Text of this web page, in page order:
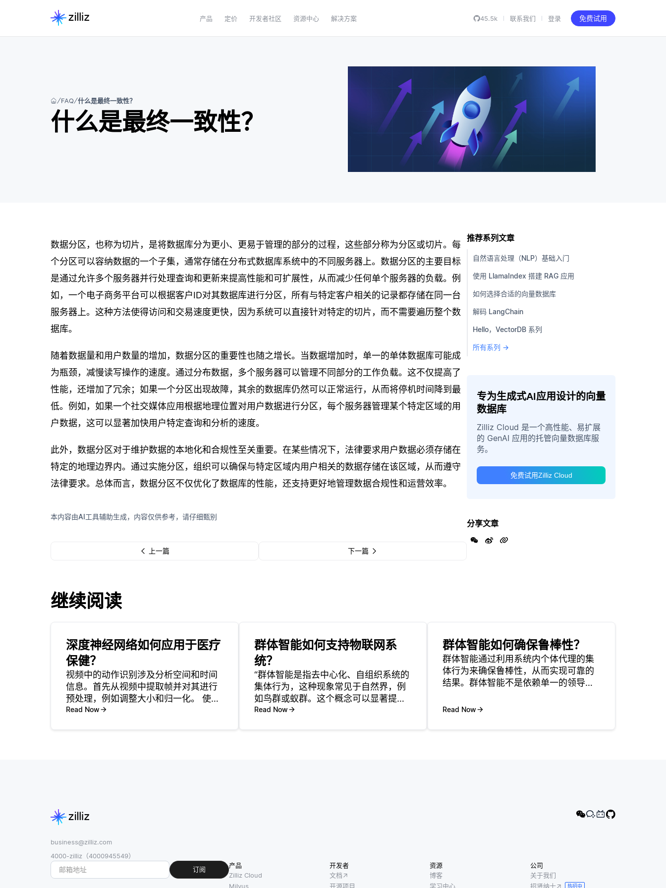
产品 定价 开发者社区 资源中心 解决方案 45.5k 联系我们 登录 免费试用
FAQ 什么是最终一致性？
什么是最终一致性？
数据分区，也称为切片，是将数据库分为更小、更易于管理的部分的过程，这些部分称为分区或切片。每
个分区可以容纳数据的一个子集，通常存储在分布式数据库系统中的不同服务器上。数据分区的主要目标
是通过允许多个服务器并行处理查询和更新来提高性能和可扩展性，从而减少任何单个服务器的负载。例
如，一个电子商务平台可以根据客户ID对其数据库进行分区，所有与特定客户相关的记录都存储在同一台
服务器上。这种方法使得访问和交易速度更快，因为系统可以直接针对特定的切片，而不需要遍历整个数
据库。
随着数据量和用户数量的增加，数据分区的重要性也随之增长。当数据增加时，单一的单体数据库可能成
为瓶颈，减慢读写操作的速度。通过分布数据，多个服务器可以管理不同部分的工作负载。这不仅提高了
性能，还增加了冗余；如果一个分区出现故障，其余的数据库仍然可以正常运行，从而将停机时间降到最
低。例如，如果一个社交媒体应用根据地理位置对用户数据进行分区，每个服务器管理某个特定区域的用
户数据，这可以显著加快用户特定查询和分析的速度。
此外，数据分区对于维护数据的本地化和合规性至关重要。在某些情况下，法律要求用户数据必须存储在
特定的地理边界内。通过实施分区，组织可以确保与特定区域内用户相关的数据存储在该区域，从而遵守
法律要求。总体而言，数据分区不仅优化了数据库的性能，还支持更好地管理数据合规性和运营效率。
本内容由AI工具辅助生成，内容仅供参考，请仔细甄别
上一篇 下一篇
推荐系列文章
自然语言处理（NLP）基础入门
使用 LlamaIndex 搭建 RAG 应用
如何选择合适的向量数据库
解码 LangChain
Hello，VectorDB 系列
所有系列 →
专为生成式AI应用设计的向量
数据库
Zilliz Cloud 是一个高性能、易扩展
的 GenAI 应用的托管向量数据库服
务。
免费试用Zilliz Cloud
分享文章
继续阅读
深度神经网络如何应用于医疗
保健？
视频中的动作识别涉及分析空间和时间
信息。首先从视频中提取帧并对其进行
预处理，例如调整大小和归一化。 使用
具有长短期记忆 (LSTM) 单元的3D卷积
Read Now
群体智能如何支持物联网系
统？
“群体智能是指去中心化、自组织系统的
集体行为，这种现象常见于自然界，例
如鸟群或蚁群。这个概念可以显著提升
物联网（IoT）系统，通过提供高效的数
Read Now
群体智能如何确保鲁棒性？
群体智能通过利用系统内个体代理的集
体行为来确保鲁棒性，从而实现可靠的
结果。群体智能不是依赖单一的领导者
代理之间。这种去中心化意味着如果某
Read Now
business@zilliz.com
4000-zilliz（4000945549）
订阅
产品
Zilliz Cloud
Milvus
开发者
文档
开源项目
资源
博客
学习中心
公司
关于我们
招贤纳士
热招中